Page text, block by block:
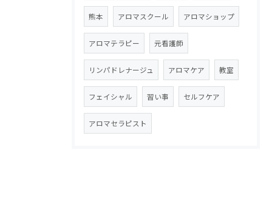
熊本 アロマスクール アロマショップ
アロマテラピー 元看護師
リンパドレナージュ アロマケア 教室
フェイシャル 習い事 セルフケア
アロマセラピスト